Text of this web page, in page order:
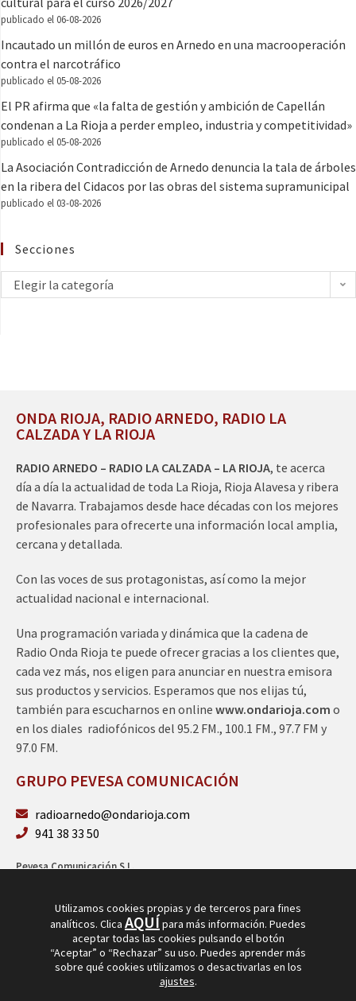
publicado el 06-08-2026
Incautado un millón de euros en Arnedo en una macrooperación
contra el narcotráfico
publicado el 05-08-2026
El PR afirma que «la falta de gestión y ambición de Capellán
condenan a La Rioja a perder empleo, industria y competitividad»
publicado el 05-08-2026
La Asociación Contradicción de Arnedo denuncia la tala de árboles
en la ribera del Cidacos por las obras del sistema supramunicipal
publicado el 03-08-2026
Secciones
Elegir la categoría
ONDA RIOJA, RADIO ARNEDO, RADIO LA
CALZADA Y LA RIOJA
RADIO ARNEDO – RADIO LA CALZADA – LA RIOJA, te acerca
día a día la actualidad de toda La Rioja, Rioja Alavesa y ribera
de Navarra. Trabajamos desde hace décadas con los mejores
profesionales para ofrecerte una información local amplia,
cercana y detallada.
Con las voces de sus protagonistas, así como la mejor
actualidad nacional e internacional.
Una programación variada y dinámica que la cadena de
Radio Onda Rioja te puede ofrecer gracias a los clientes que,
cada vez más, nos eligen para anunciar en nuestra emisora
sus productos y servicios. Esperamos que nos elijas tú,
también para escucharnos en online www.ondarioja.com o
en los diales radiofónicos del 95.2 FM., 100.1 FM., 97.7 FM y
97.0 FM.
GRUPO PEVESA COMUNICACIÓN
radioarnedo@ondarioja.com
941 38 33 50
Pevesa Comunicación S.L.
Utilizamos cookies propias y de terceros para fines
analíticos. Clica AQUÍpara más información. Puedes
aceptar todas las cookies pulsando el botón
“Aceptar” o “Rechazar” su uso. Puedes aprender más
sobre qué cookies utilizamos o desactivarlas en los
ajustes.